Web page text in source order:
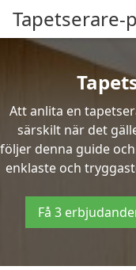
Tapetserare-
Att anlita en
särskilt när det
följer denna guide
enklaste och
Få 3